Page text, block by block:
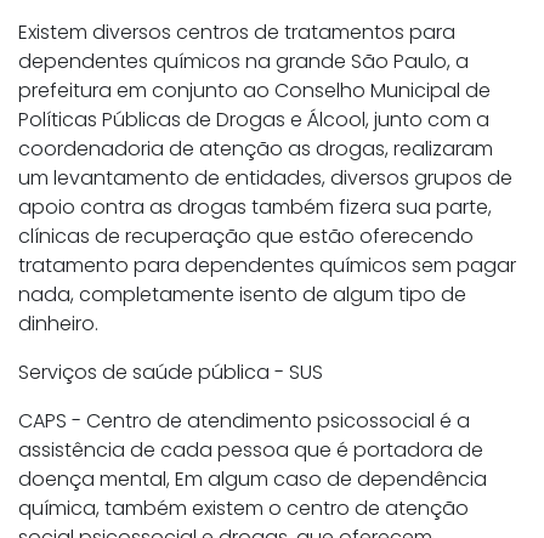
Existem diversos centros de tratamentos para
dependentes químicos na grande São Paulo, a
prefeitura em conjunto ao Conselho Municipal de
Políticas Públicas de Drogas e Álcool, junto com a
coordenadoria de atenção as drogas, realizaram
um levantamento de entidades, diversos grupos de
apoio contra as drogas também fizera sua parte,
clínicas de recuperação que estão oferecendo
tratamento para dependentes químicos sem pagar
nada, completamente isento de algum tipo de
dinheiro.
Serviços de saúde pública - SUS
CAPS - Centro de atendimento psicossocial é a
assistência de cada pessoa que é portadora de
doença mental, Em algum caso de dependência
química, também existem o centro de atenção